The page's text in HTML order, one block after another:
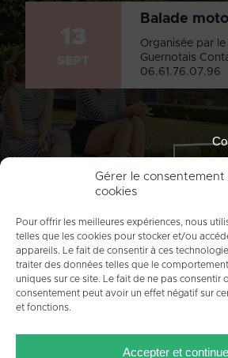
Gérer le consentement
cookies
Pour offrir les meilleures expériences, nous
telles que les cookies pour stocker et/ou
appareils. Le fait de consentir à ces
traiter des données telles que le
uniques sur ce site. Le fait de ne pas consentir
consentement peut avoir un effet négatif sur
et fonctions.
Accepter et
Balade
Organisée par
Guernotais
06.61.76.07.96
PLAN DU SITE